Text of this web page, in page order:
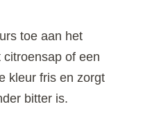
toe aan het
of een
kleur fris en zorgt
bitter is.